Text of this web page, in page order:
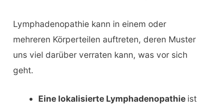
Lymphadenopathie kann in einem oder
mehreren Körperteilen auftreten, deren Muster
uns viel darüber verraten kann, was vor sich
geht.
Eine lokalisierte Lymphadenopathie ist